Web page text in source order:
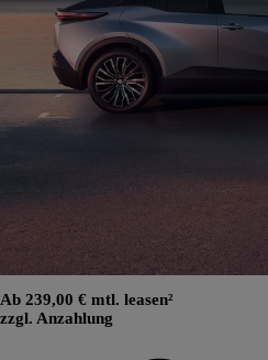
Ab 239,00 € mtl. leasen²
zzgl. Anzahlung